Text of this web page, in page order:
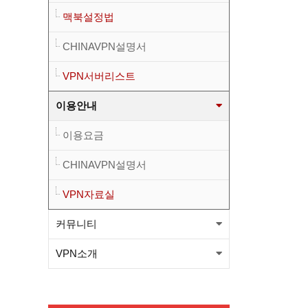
니다.(적용법본문참고)
뉴프방식 베타런칭(윈도우, 안
공지
KT서버 삭제 예정공지
와이드 방식 sk1번/sk2번
니다.(적용법본문참고)
이 변경 되었습니다.(적용법본
문참고)
와이드 방식 sk1번/sk2번
OVPN파일이 업그레드 되었습
니다.(적용법본문참고)
맥북설정법
CHINAVPN설명서
VPN서버리스트
이용안내
이용요금
CHINAVPN설명서
VPN자료실
커뮤니티
VPN소개